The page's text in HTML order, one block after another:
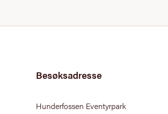
Besøksadresse
Hunderfossen Eventyrpark